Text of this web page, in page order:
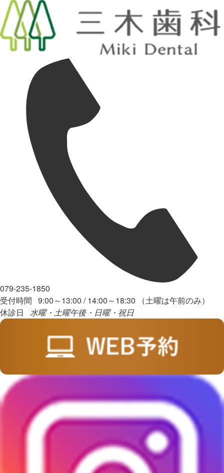
079-235-1850
受付時間 9:00～13:00 / 14:00～18:30 （土曜は午前のみ）
休診日 水曜・土曜午後・日曜・祝日